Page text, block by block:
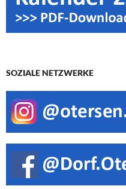
SOZIALE NETZWERKE